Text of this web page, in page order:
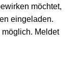
möchtet,
eingeladen.
Meldet